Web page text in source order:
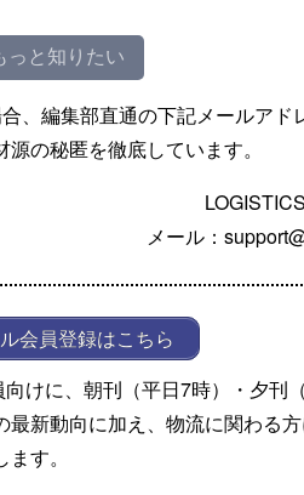
っと知りたい
、編集部直通の下記メールアド
の秘匿を徹底しています。
メール：
会員登録はこちら
けに、朝刊（平日7時）・夕刊
新動向に加え、物流に関わる
す。